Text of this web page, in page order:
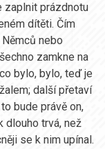
zaplnit prázdnotu
dítěti. Čím
nebo
zamkne na
bylo, bylo, teď je
další přetaví
bude právě on,
dlouho trvá, než
se k nim upínal.